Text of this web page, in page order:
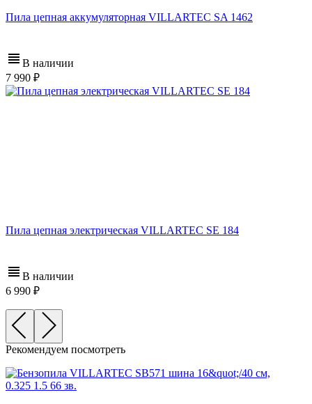
Пила цепная аккумуляторная VILLARTEC SA 1462
В наличии
7 990
Пила цепная электрическая VILLARTEC SE 184
В наличии
6 990
Рекомендуем посмотреть